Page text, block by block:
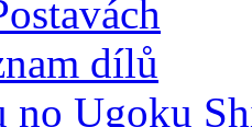
dílů
no Ugoku